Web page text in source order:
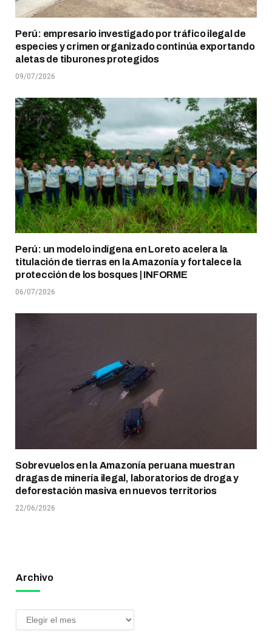
Perú: empresario investigado por tráfico ilegal de
especies y crimen organizado continúa exportando
aletas de tiburones protegidos
09/07/2026
Perú: un modelo indígena en Loreto acelera la
titulación de tierras en la Amazonía y fortalece la
protección de los bosques | INFORME
06/07/2026
Sobrevuelos en la Amazonía peruana muestran
dragas de minería ilegal, laboratorios de droga y
deforestación masiva en nuevos territorios
22/06/2026
Archivo